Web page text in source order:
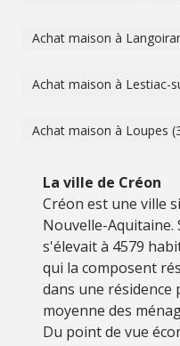
Achat maison à
Achat maison à Lestiac-
Achat maison à Loupes
La ville de Créon
Créon est une ville
Nouvelle-Aquitaine.
s'élevait à 4579
qui la composent
dans une résidence
moyenne des
Du point de vue